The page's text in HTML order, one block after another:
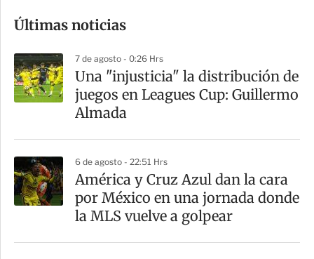
m
a
r
t
Últimas noticias
7 de agosto - 0:26 Hrs
Una "injusticia" la distribución de
juegos en Leagues Cup: Guillermo
Almada
6 de agosto - 22:51 Hrs
América y Cruz Azul dan la cara
por México en una jornada donde
la MLS vuelve a golpear